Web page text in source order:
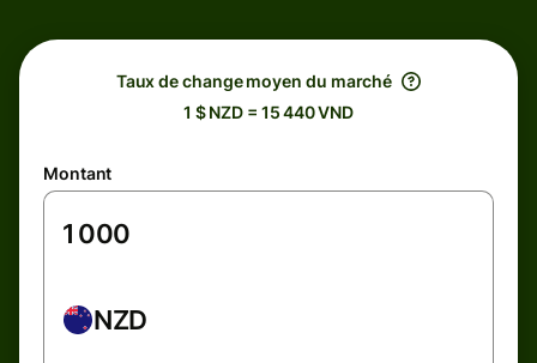
Taux de change moyen du marché
1 $ NZD = 15 440 VND
Montant
NZD